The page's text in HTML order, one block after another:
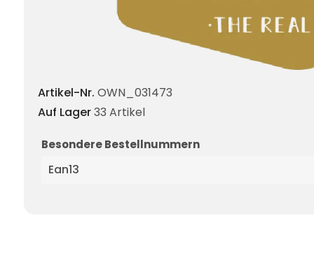
Artikel-Nr. OWN_031473
Auf Lager33 Artikel
Besondere Bestellnummern
Ean13